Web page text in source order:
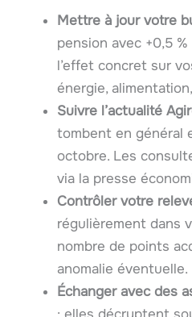
Mettre à jour votre
pension avec +0,5
l’effet concret sur
énergie,
Suivre l’actualité
tombent en général
octobre. Les
via la presse
Contrôler votre
régulièrement dans
nombre de points
anomalie éventuelle.
Échanger avec des